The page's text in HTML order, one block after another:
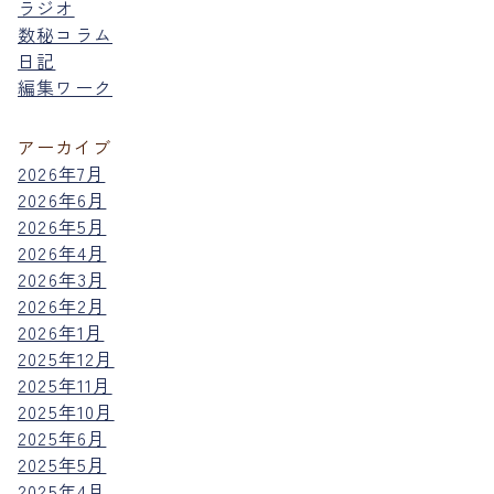
ラジオ
数秘コラム
日記
編集ワーク
アーカイブ
2026年7月
2026年6月
2026年5月
2026年4月
2026年3月
2026年2月
2026年1月
2025年12月
2025年11月
2025年10月
2025年6月
2025年5月